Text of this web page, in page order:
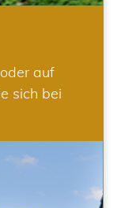
auf
sich bei